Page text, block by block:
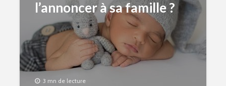
l’annoncer à sa famille ?
3 mn de lecture